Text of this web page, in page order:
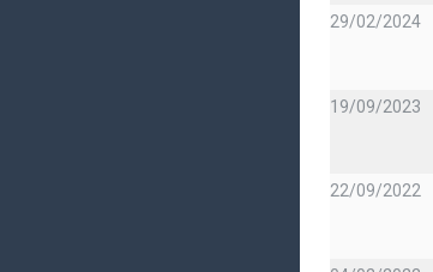
29/02/2024
19/09/2023
22/09/2022